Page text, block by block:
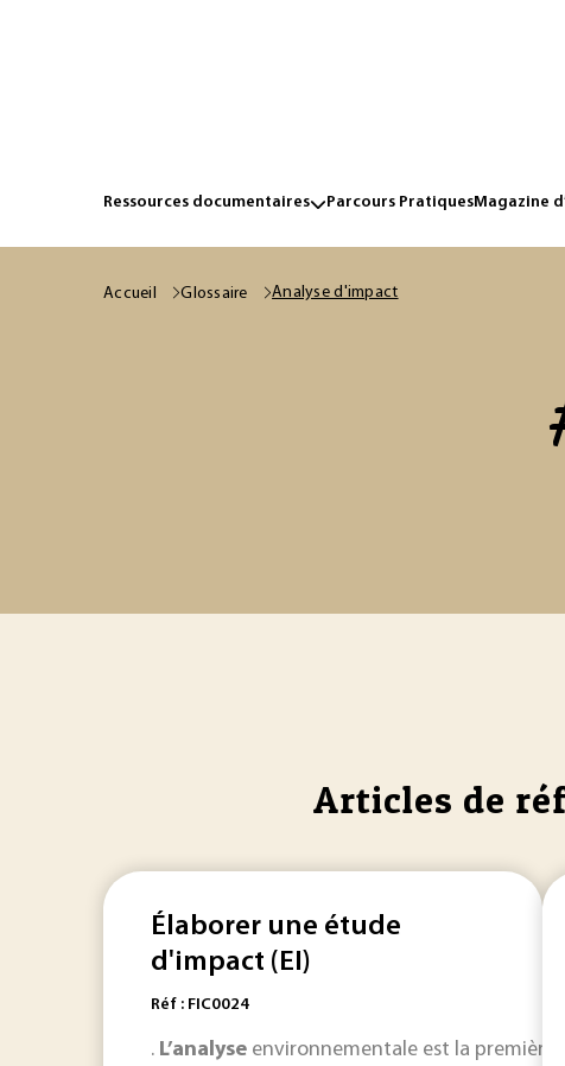
Ressources documentaires Parcours PratiquesMagazine
Accueil Glossaire Analyse d'impact
Articles de
Élaborer une étude
d'impact (EI)
Réf : FIC0024
. L’analyse environnementale est la première